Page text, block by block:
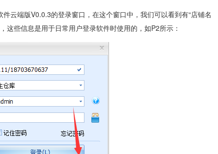
云端版V0.0.3的登录窗口，在这个窗口中，我们可以看到有“店铺名
这些信息是用于日常用户登录软件时使用的，如P2所示：